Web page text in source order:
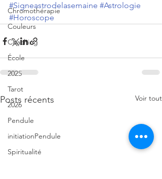
Chromothérapie
Couleurs
Coaching
École
2025
Tarot
2026
Pendule
initiationPendule
Spiritualité
#Signeastrodelasemaine #Astrologie
#Horoscope
Posts récents Voir tout